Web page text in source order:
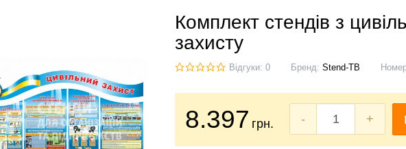
Комплект стендів з
захисту
Відгуки: 0 Бренд: Stend-TB
8.397 грн. - +